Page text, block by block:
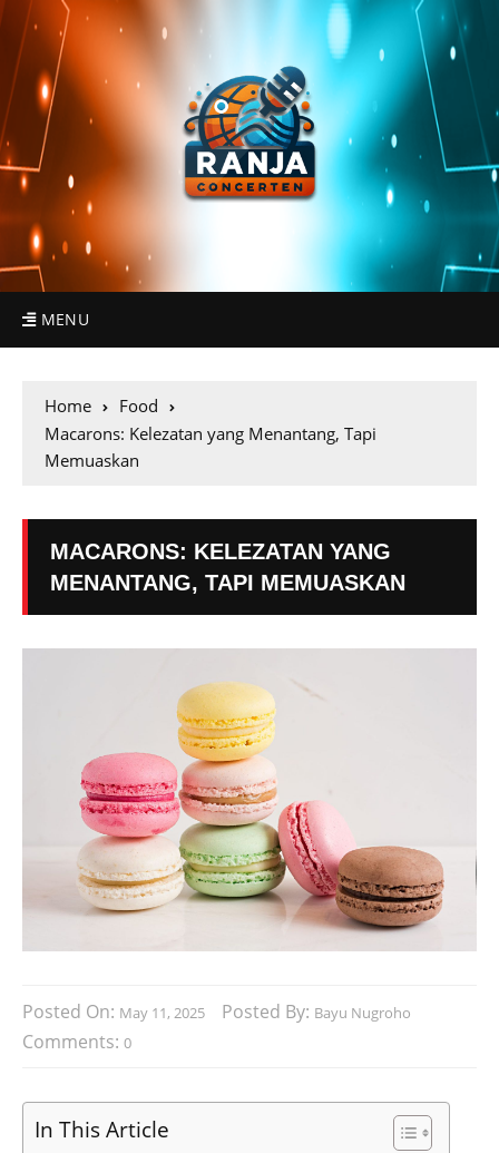
MENU
Home
Food
Macarons: Kelezatan yang Menantang, Tapi
Memuaskan
MACARONS: KELEZATAN YANG
MENANTANG, TAPI MEMUASKAN
Posted On: May 11, 2025 Posted By: Bayu Nugroho
Comments: 0
In This Article